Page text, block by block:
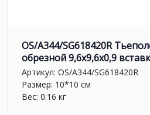
OS/A344/SG618420R
обрезной 9,6x9,6x0,9
Артикул: OS/A344/SG618420R
Размер: 10*10 см
Вес: 0.16 кг